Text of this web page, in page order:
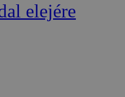
elejére